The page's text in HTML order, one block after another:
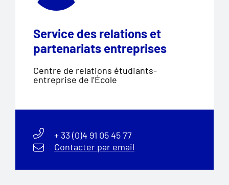
Service des relations et
partenariats entreprises
Centre de relations étudiants-
entreprise de l’École
+ 33 (0)4 91 05 45 77
Contacter par email